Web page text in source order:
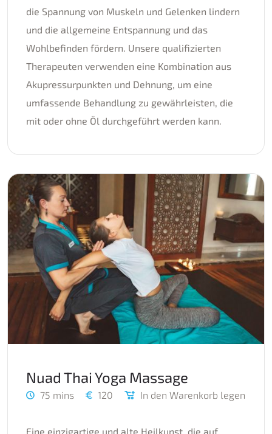
die Spannung von Muskeln und Gelenken lindern
und die allgemeine Entspannung und das
Wohlbefinden fördern. Unsere qualifizierten
Therapeuten verwenden eine Kombination aus
Akupressurpunkten und Dehnung, um eine
umfassende Behandlung zu gewährleisten, die
mit oder ohne Öl durchgeführt werden kann.
Nuad Thai Yoga Massage
75 mins 120 In den Warenkorb legen
Eine einzigartige und alte Heilkunst, die auf